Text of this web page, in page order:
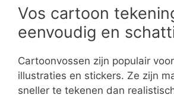
Vos cartoon
eenvoudig en
Cartoonvossen zijn populair
illustraties en stickers. Ze zijn
sneller te tekenen dan